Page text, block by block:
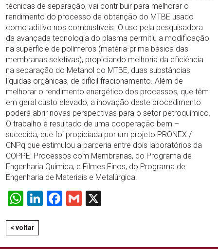
técnicas de separação, vai contribuir para melhorar o
rendimento do processo de obtenção do MTBE usado
como aditivo nos combustíveis. O uso pela pesquisadora
da avançada tecnologia do plasma permitiu a modificação
na superfície de polímeros (matéria-prima básica das
membranas seletivas), propiciando melhoria da eficiência
na separação do Metanol do MTBE, duas substâncias
líquidas orgânicas, de difícil fracionamento. Além de
melhorar o rendimento energético dos processos, que têm
em geral custo elevado, a inovação deste procedimento
poderá abrir novas perspectivas para o setor petroquímico.
O trabalho é resultado de uma cooperação bem –
sucedida, que foi propiciada por um projeto PRONEX /
CNPq que estimulou a parceria entre dois laboratórios da
COPPE: Processos com Membranas, do Programa de
Engenharia Química, e Filmes Finos, do Programa de
Engenharia de Materiais e Metalúrgica.
WhatsApp
LinkedIn
Facebook
Gmail
< voltar